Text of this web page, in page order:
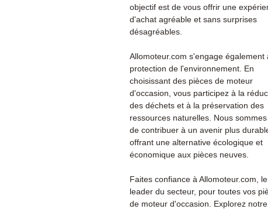
objectif est de vous offrir une
d'achat agréable et sans surprises
désagréables.
Allomoteur.com s'engage également
protection de l'environnement. En
choisissant des pièces de moteur
d'occasion, vous participez à la
des déchets et à la préservation des
ressources naturelles. Nous
de contribuer à un avenir plus
offrant une alternative écologique et
économique aux pièces neuves.
Faites confiance à Allomoteur.com, le
leader du secteur, pour toutes vos
de moteur d'occasion. Explorez notre